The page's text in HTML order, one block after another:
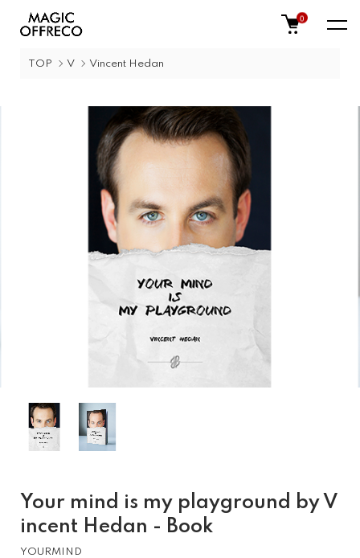
0
TOP V Vincent Hedan
Your mind is my playground by V
incent Hedan - Book
YOURMIND